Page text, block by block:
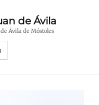
de Ávila
Ávila de Móstoles